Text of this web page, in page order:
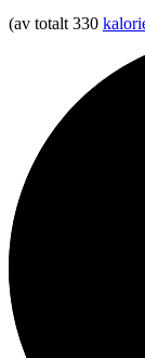
(av totalt 330